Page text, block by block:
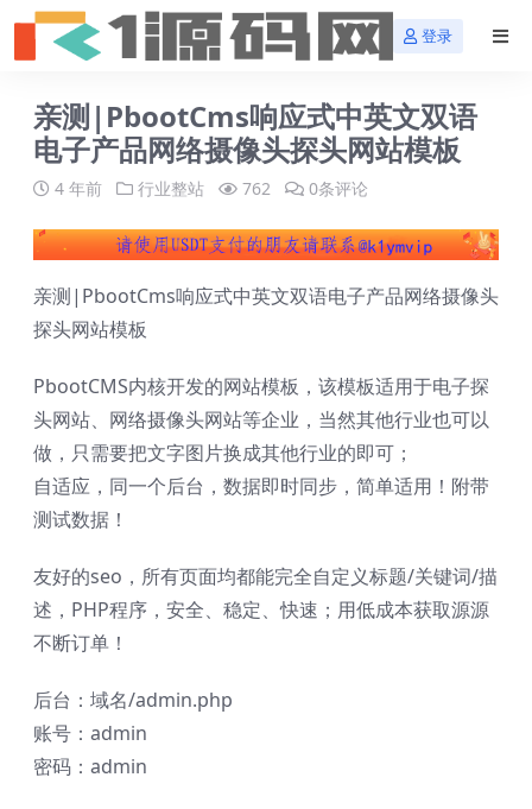
登录
亲测|PbootCms响应式中英文双语
电子产品网络摄像头探头网站模板
4 年前 行业整站 762 0条评论
亲测|PbootCms响应式中英文双语电子产品网络摄像头
探头网站模板
PbootCMS内核开发的网站模板，该模板适用于电子探
头网站、网络摄像头网站等企业，当然其他行业也可以
做，只需要把文字图片换成其他行业的即可；
自适应，同一个后台，数据即时同步，简单适用！附带
测试数据！
友好的seo，所有页面均都能完全自定义标题/关键词/描
述，PHP程序，安全、稳定、快速；用低成本获取源源
不断订单！
后台：域名/admin.php
账号：admin
密码：admin